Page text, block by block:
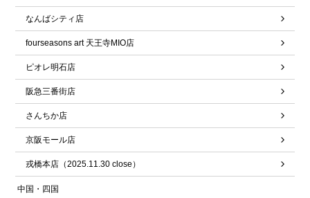
なんばシティ店
fourseasons art 天王寺MIO店
ピオレ明石店
阪急三番街店
さんちか店
京阪モール店
戎橋本店（2025.11.30 close）
中国・四国